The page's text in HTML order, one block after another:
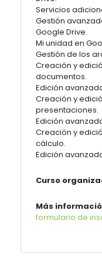
Servicios
Gestión
Google Drive.
Mi unidad en
Gestión de los
Creación y
documentos.
Edición
Creación y
presentaciones.
Edición
Creación y
cálculo.
Edición
Curso
Más
formulario de